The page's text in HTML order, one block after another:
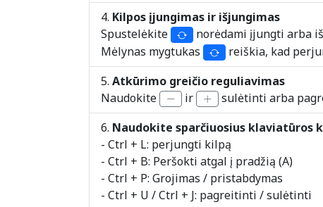
Kilpos įjungimas ir išjungimas
Spustelėkite
norėdami įjungti arba
Mėlynas mygtukas
reiškia, kad
Atkūrimo greičio reguliavimas
Naudokite
ir
sulėtinti arba
Naudokite sparčiuosius klaviatūros
- Ctrl + L: perjungti kilpą
- Ctrl + B: Peršokti atgal į pradžią (A)
- Ctrl + P: Grojimas / pristabdymas
- Ctrl + U / Ctrl + J: pagreitinti / sulėtinti